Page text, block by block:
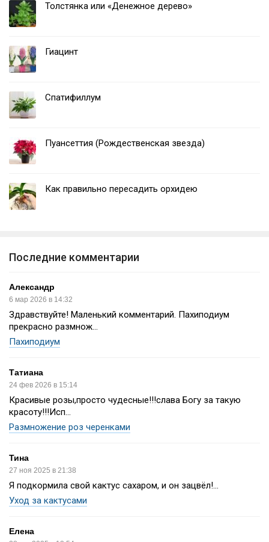
Толстянка или «Денежное дерево»
Гиацинт
Спатифиллум
Пуансеттия (Рождественская звезда)
Как правильно пересадить орхидею
Последние комментарии
Александр
6 мар 2026 в 14:32
Здравствуйте! Маленький комментарий. Пахиподиум
прекрасно размнож...
Пахиподиум
Татиана
24 фев 2026 в 15:14
Красивые розы,просто чудесные!!!слава Богу за такую
красоту!!!Исп...
Размножение роз черенками
Тина
27 ноя 2025 в 21:38
Я подкормила свой кактус сахаром, и он зацвёл!...
Уход за кактусами
Елена